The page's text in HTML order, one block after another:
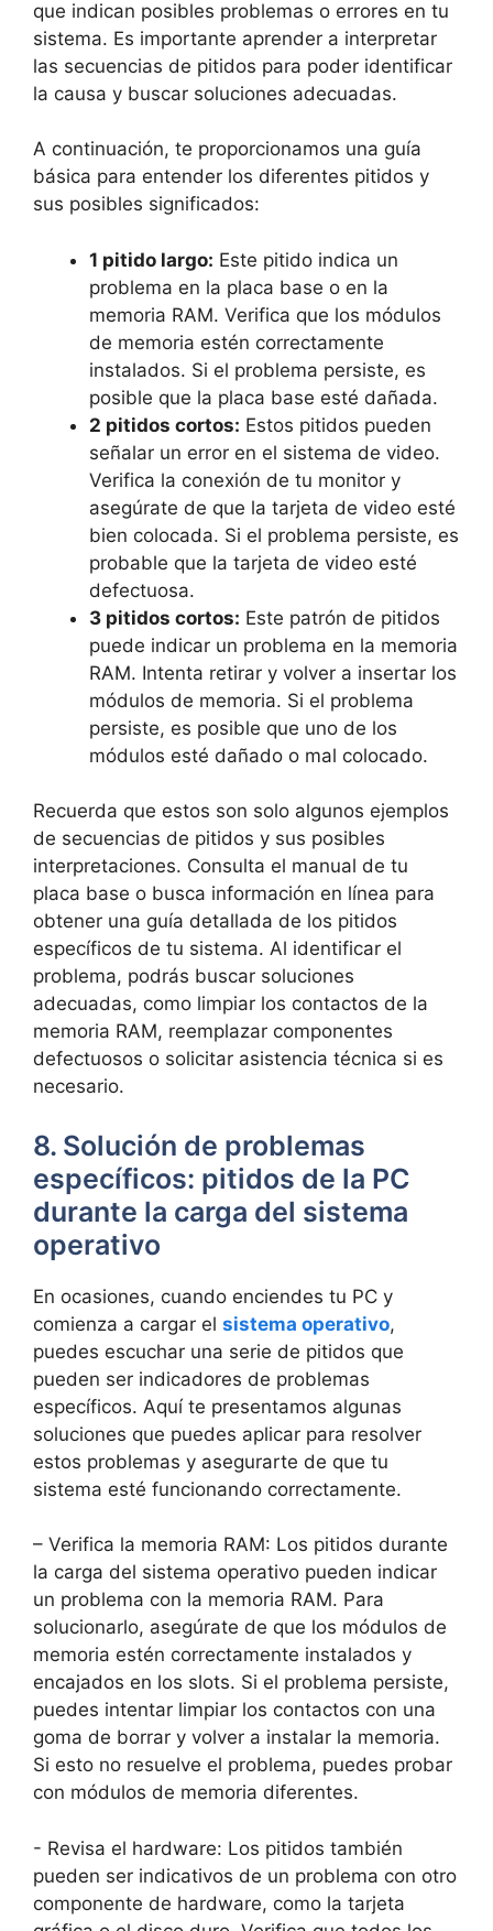
que indican posibles problemas⁤ o errores ⁢en⁢ tu
sistema. ⁣Es importante aprender a interpretar
las secuencias de pitidos ‍para poder identificar
la causa y buscar soluciones⁢ adecuadas.
A⁣ continuación, ⁢te proporcionamos una guía
básica para entender‌ los diferentes pitidos y
sus ⁣posibles significados:
1 pitido⁣ largo: Este⁣ pitido⁢ indica un
problema en la placa base o en la
memoria RAM.‌ Verifica​ que los‍ módulos
de memoria estén correctamente
instalados. Si el problema persiste,⁣ es⁤
posible que la placa⁢ base esté dañada.
2 ⁤pitidos‍ cortos: ⁢Estos ​pitidos ‌pueden
señalar ‍un error en el⁣ sistema de video.⁣
Verifica⁣ la conexión‍ de ⁢tu ⁢monitor y
asegúrate de que⁤ la tarjeta de video esté
⁤bien colocada. Si el problema persiste, es
probable⁤ que la ⁢tarjeta de video esté‍
defectuosa.
3 pitidos cortos: Este⁢ patrón de⁢ pitidos‍
puede indicar‍ un problema en ⁤la memoria
⁤RAM. Intenta ⁤retirar y ​volver​ a insertar los
módulos de memoria. Si el problema
persiste, es posible​ que uno​ de los
módulos esté dañado o ⁢mal ​colocado.
Recuerda que estos‍ son solo algunos ejemplos
de⁤ secuencias⁤ de pitidos y sus posibles
interpretaciones. Consulta ⁣el ​manual de tu
‌placa​ base ​o⁤ busca información en línea para ​
obtener​ una guía detallada de los pitidos
⁢específicos de tu sistema. Al identificar el
problema, podrás ⁢buscar ⁤soluciones
‌adecuadas,‌ como limpiar los‍ contactos⁤ de la
memoria RAM, reemplazar componentes
defectuosos ​o​ solicitar asistencia ⁣técnica si⁤ es
necesario.
8. Solución de problemas
específicos: pitidos​ de la PC
durante la carga del sistema
operativo
En ocasiones, ⁤cuando ⁤enciendes tu PC y
comienza ⁣a cargar​ el​ sistema operativo,
puedes escuchar una serie de pitidos que
pueden ser ‌indicadores de⁤ problemas⁣
específicos. Aquí te ​presentamos algunas
soluciones que⁤ puedes aplicar para resolver
estos ​problemas y asegurarte de que tu
‌sistema esté funcionando⁣ correctamente.
– Verifica ‍la memoria⁤ RAM: Los⁢ pitidos durante
la carga del⁣ sistema operativo pueden indicar
un problema ‌con la memoria‍ RAM. Para​
solucionarlo, asegúrate de⁣ que⁤ los módulos de
memoria estén correctamente instalados y⁣
encajados ‍en los slots. Si el ⁤problema persiste,
puedes intentar ​limpiar los ​contactos con una​
goma⁣ de ⁤borrar y volver a instalar la ​memoria.
Si ⁣esto no resuelve el problema, ‍puedes probar
con módulos ‌de⁢ memoria diferentes.
-⁢ Revisa el hardware: Los pitidos también
pueden ser‌ indicativos de un problema‍ con otro
componente de hardware, como la ⁣tarjeta